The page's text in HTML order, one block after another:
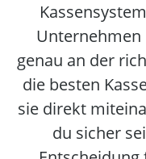
Unternehmen
genau an der
die besten
sie direkt
du sicher